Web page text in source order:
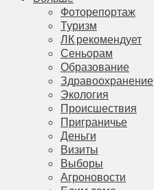
Фоторепортаж
Туризм
ЛК рекомендует
Сеньорам
Образование
Здравоохранение
Экология
Происшествия
Приграничье
Деньги
Визиты
Выборы
Агроновости